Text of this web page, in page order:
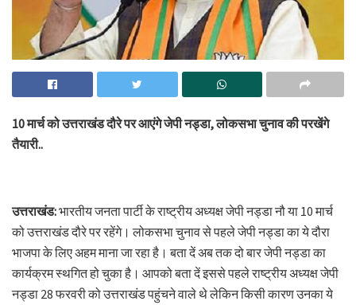
10 मार्च को उत्तराखंड दौरे पर आएंगे जेपी नड्डा, लोकसभा चुनाव की परखेंगे
तैयारी..
उत्तराखंड:भारतीय जनता पार्टी के राष्ट्रीय अध्यक्ष जेपी नड्डा नौ या 10 मार्च
को उत्तराखंड दौरे पर रहेंगे। लोकसभा चुनाव से पहले जेपी नड्डा का ये दौरा
भाजपा के लिए अहम माना जा रहा है। बता दें अब तक दो बार जेपी नड्डा का
कार्यक्रम स्थगित हो चुका है। आपको बता दें इससे पहले राष्ट्रीय अध्यक्ष जेपी
नड्डा 28 फरवरी को उत्तराखंड पहुंचने वाले थे लेकिन किसी कारण उनका ये